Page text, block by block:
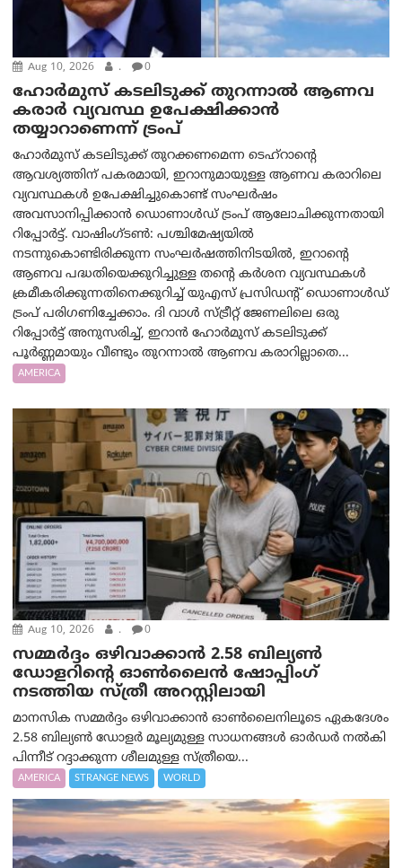
Aug 10, 2026 . 0
ഹോർമുസ് കടലിടുക്ക് തുറന്നാൽ ആണവ
കരാർ വ്യവസ്ഥ ഉപേക്ഷിക്കാൻ
തയ്യാറാണെന്ന് ട്രം‌പ്
ഹോർമുസ് കടലിടുക്ക് തുറക്കണമെന്ന ടെഹ്‌റാന്റെ
ആവശ്യത്തിന് പകരമായി, ഇറാനുമായുള്ള ആണവ കരാറിലെ
വ്യവസ്ഥകൾ ഉപേക്ഷിച്ചുകൊണ്ട് സംഘർഷം
അവസാനിപ്പിക്കാൻ ഡൊണാൾഡ് ട്രംപ് ആലോചിക്കുന്നതായി
റിപ്പോർട്ട്. വാഷിംഗ്ടണ്‍: പശ്ചിമേഷ്യയിൽ
നടന്നുകൊണ്ടിരിക്കുന്ന സംഘർഷത്തിനിടയിൽ, ഇറാന്റെ
ആണവ പദ്ധതിയെക്കുറിച്ചുള്ള തന്റെ കർശന വ്യവസ്ഥകൾ
ക്രമീകരിക്കുന്നതിനെക്കുറിച്ച് യുഎസ് പ്രസിഡന്റ് ഡൊണാൾഡ്
ട്രംപ് പരിഗണിച്ചേക്കാം. ദി വാൾ സ്ട്രീറ്റ് ജേണലിലെ ഒരു
റിപ്പോർട്ട് അനുസരിച്ച്, ഇറാൻ ഹോർമുസ് കടലിടുക്ക്
പൂർണ്ണമായും വീണ്ടും തുറന്നാൽ ആണവ കരാറില്ലാതെ...
AMERICA
Aug 10, 2026 . 0
സമ്മര്‍ദ്ദം ഒഴിവാക്കാന്‍ 2.58 ബില്യൺ
ഡോളറിന്റെ ഓണ്‍ലൈന്‍ ഷോപ്പിംഗ്
നടത്തിയ സ്ത്രീ അറസ്റ്റിലായി
മാനസിക സമ്മര്‍ദ്ദം ഒഴിവാക്കാന്‍ ഓണ്‍ലൈനിലൂടെ ഏകദേശം
2.58 ബില്യൺ ഡോളർ മൂല്യമുള്ള സാധനങ്ങള്‍ ഓര്‍ഡര്‍ നല്‍കി
പിന്നീട് റദ്ദാക്കുന്ന ശീലമുള്ള സ്ത്രീയെ...
AMERICA STRANGE NEWS WORLD